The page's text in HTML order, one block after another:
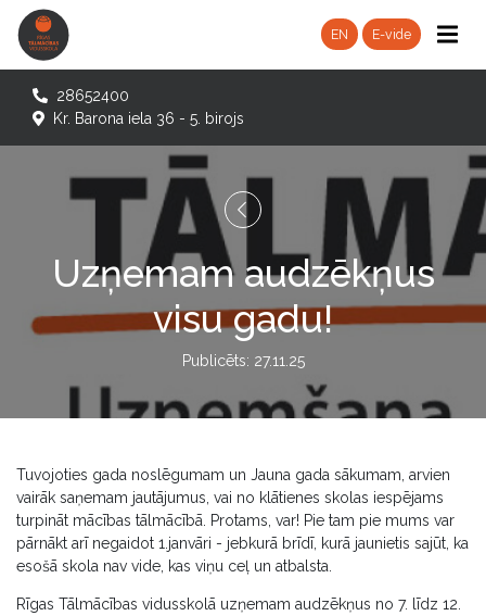
EN E-vide
28652400
Kr. Barona iela 36 - 5. birojs
Uzņemam audzēkņus
visu gadu!
Publicēts: 27.11.25
Tuvojoties gada noslēgumam un Jauna gada sākumam, arvien
vairāk saņemam jautājumus, vai no klātienes skolas iespējams
turpināt mācības tālmācībā. Protams, var! Pie tam pie mums var
pārnākt arī negaidot 1.janvāri - jebkurā brīdī, kurā jaunietis sajūt, ka
esošā skola nav vide, kas viņu ceļ un atbalsta.
Rīgas Tālmācības vidusskolā uzņemam audzēkņus no 7. līdz 12.